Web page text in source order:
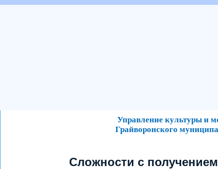
Управление культуры и
Грайворонского
Сложности с получением